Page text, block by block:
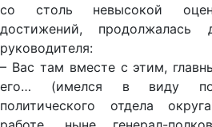
со столь невысокой
достижений, продолжалась
руководителя:
– Вас там вместе с этим,
его… (имелся в виду
политического отдела